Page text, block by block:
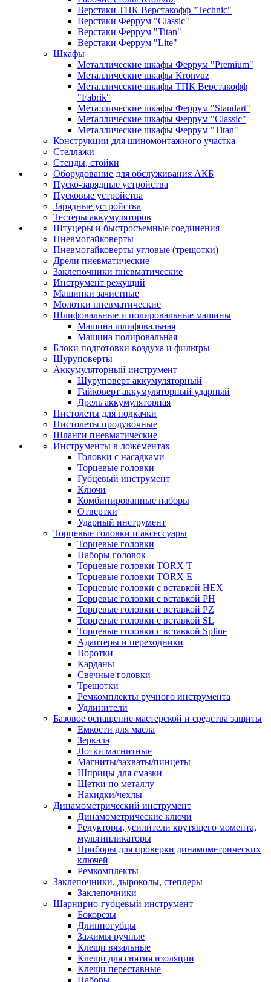
Верстаки ТПК Верстакофф "Technic"
Верстаки Феррум "Classic"
Верстаки Феррум "Titan"
Верстаки Феррум "Lite"
Шкафы
Металлические шкафы Феррум "Premium"
Металлические шкафы Kronvuz
Металлические шкафы ТПК Верстакофф
"Fabrik"
Металлические шкафы Феррум "Standart"
Металлические шкафы Феррум "Classic"
Металлические шкафы Феррум "Titan"
Конструкции для шиномонтажного участка
Стеллажи
Стенды, стойки
Оборудование для обслуживания АКБ
Пуско-зарядные устройства
Пусковые устройства
Зарядные устройства
Тестеры аккумуляторов
Штуцеры и быстросъемные соединения
Пневмогайковерты
Пневмогайковерты угловые (трещотки)
Дрели пневматические
Заклепочники пневматические
Инструмент режущий
Машинки зачистные
Молотки пневматические
Шлифовальные и полировальные машины
Машина шлифовальная
Машина полировальная
Блоки подготовки воздуха и фильтры
Шуруповерты
Аккумуляторный инструмент
Шуруповерт аккумуляторный
Гайковерт аккумуляторный ударный
Дрель аккумуляторная
Пистолеты для подкачки
Пистолеты продувочные
Шланги пневматические
Инструменты в ложементах
Головки с насадками
Торцевые головки
Губцевый инструмент
Ключи
Комбинированные наборы
Отвертки
Ударный инструмент
Торцевые головки и аксессуары
Торцевые головки
Наборы головок
Торцевые головки TORX T
Торцевые головки TORX Е
Торцевые головки с вставкой HEX
Торцевые головки с вставкой PH
Торцевые головки с вставкой PZ
Торцевые головки с вставкой SL
Торцевые головки с вставкой Spline
Адаптеры и переходники
Воротки
Карданы
Свечные головки
Трещотки
Ремкомплекты ручного инструмента
Удлинители
Базовое оснащение мастерской и средства защиты
Емкости для масла
Зеркала
Лотки магнитные
Магниты/захваты/пинцеты
Шприцы для смазки
Щетки по металлу
Накидки/чехлы
Динамометрический инструмент
Динамометрические ключи
Редукторы, усилители крутящего момента,
мультипликаторы
Приборы для проверки динамометрических
ключей
Ремкомплекты
Заклепочники, дыроколы, степлеры
Заклепочники
Шарнирно-губцевый инструмент
Бокорезы
Длинногубцы
Зажимы ручные
Клещи вязальные
Клещи для снятия изоляции
Клещи переставные
Наборы